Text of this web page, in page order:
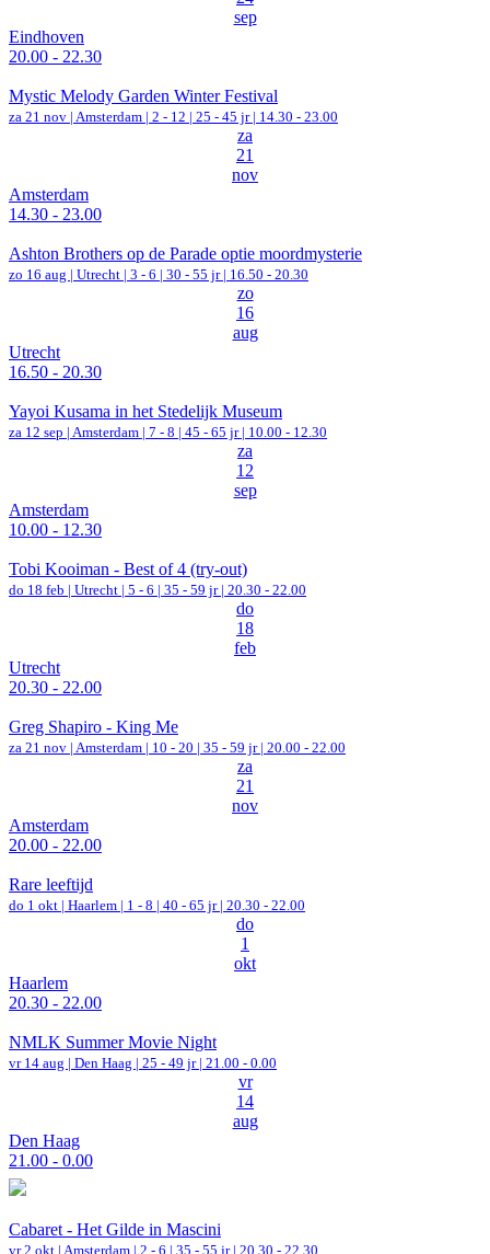
sep
Eindhoven
20.00 - 22.30
Mystic Melody Garden Winter Festival
za 21 nov | Amsterdam | 2 - 12 | 25 - 45 jr | 14.30 - 23.00
za
21
nov
Amsterdam
14.30 - 23.00
Ashton Brothers op de Parade optie moordmysterie
zo 16 aug | Utrecht | 3 - 6 | 30 - 55 jr | 16.50 - 20.30
zo
16
aug
Utrecht
16.50 - 20.30
Yayoi Kusama in het Stedelijk Museum
za 12 sep | Amsterdam | 7 - 8 | 45 - 65 jr | 10.00 - 12.30
za
12
sep
Amsterdam
10.00 - 12.30
Tobi Kooiman - Best of 4 (try-out)
do 18 feb | Utrecht | 5 - 6 | 35 - 59 jr | 20.30 - 22.00
do
18
feb
Utrecht
20.30 - 22.00
Greg Shapiro - King Me
za 21 nov | Amsterdam | 10 - 20 | 35 - 59 jr | 20.00 - 22.00
za
21
nov
Amsterdam
20.00 - 22.00
Rare leeftijd
do 1 okt | Haarlem | 1 - 8 | 40 - 65 jr | 20.30 - 22.00
do
1
okt
Haarlem
20.30 - 22.00
NMLK Summer Movie Night
vr 14 aug | Den Haag | 25 - 49 jr | 21.00 - 0.00
vr
14
aug
Den Haag
21.00 - 0.00
Cabaret - Het Gilde in Mascini
vr 2 okt | Amsterdam | 2 - 6 | 35 - 55 jr | 20.30 - 22.30